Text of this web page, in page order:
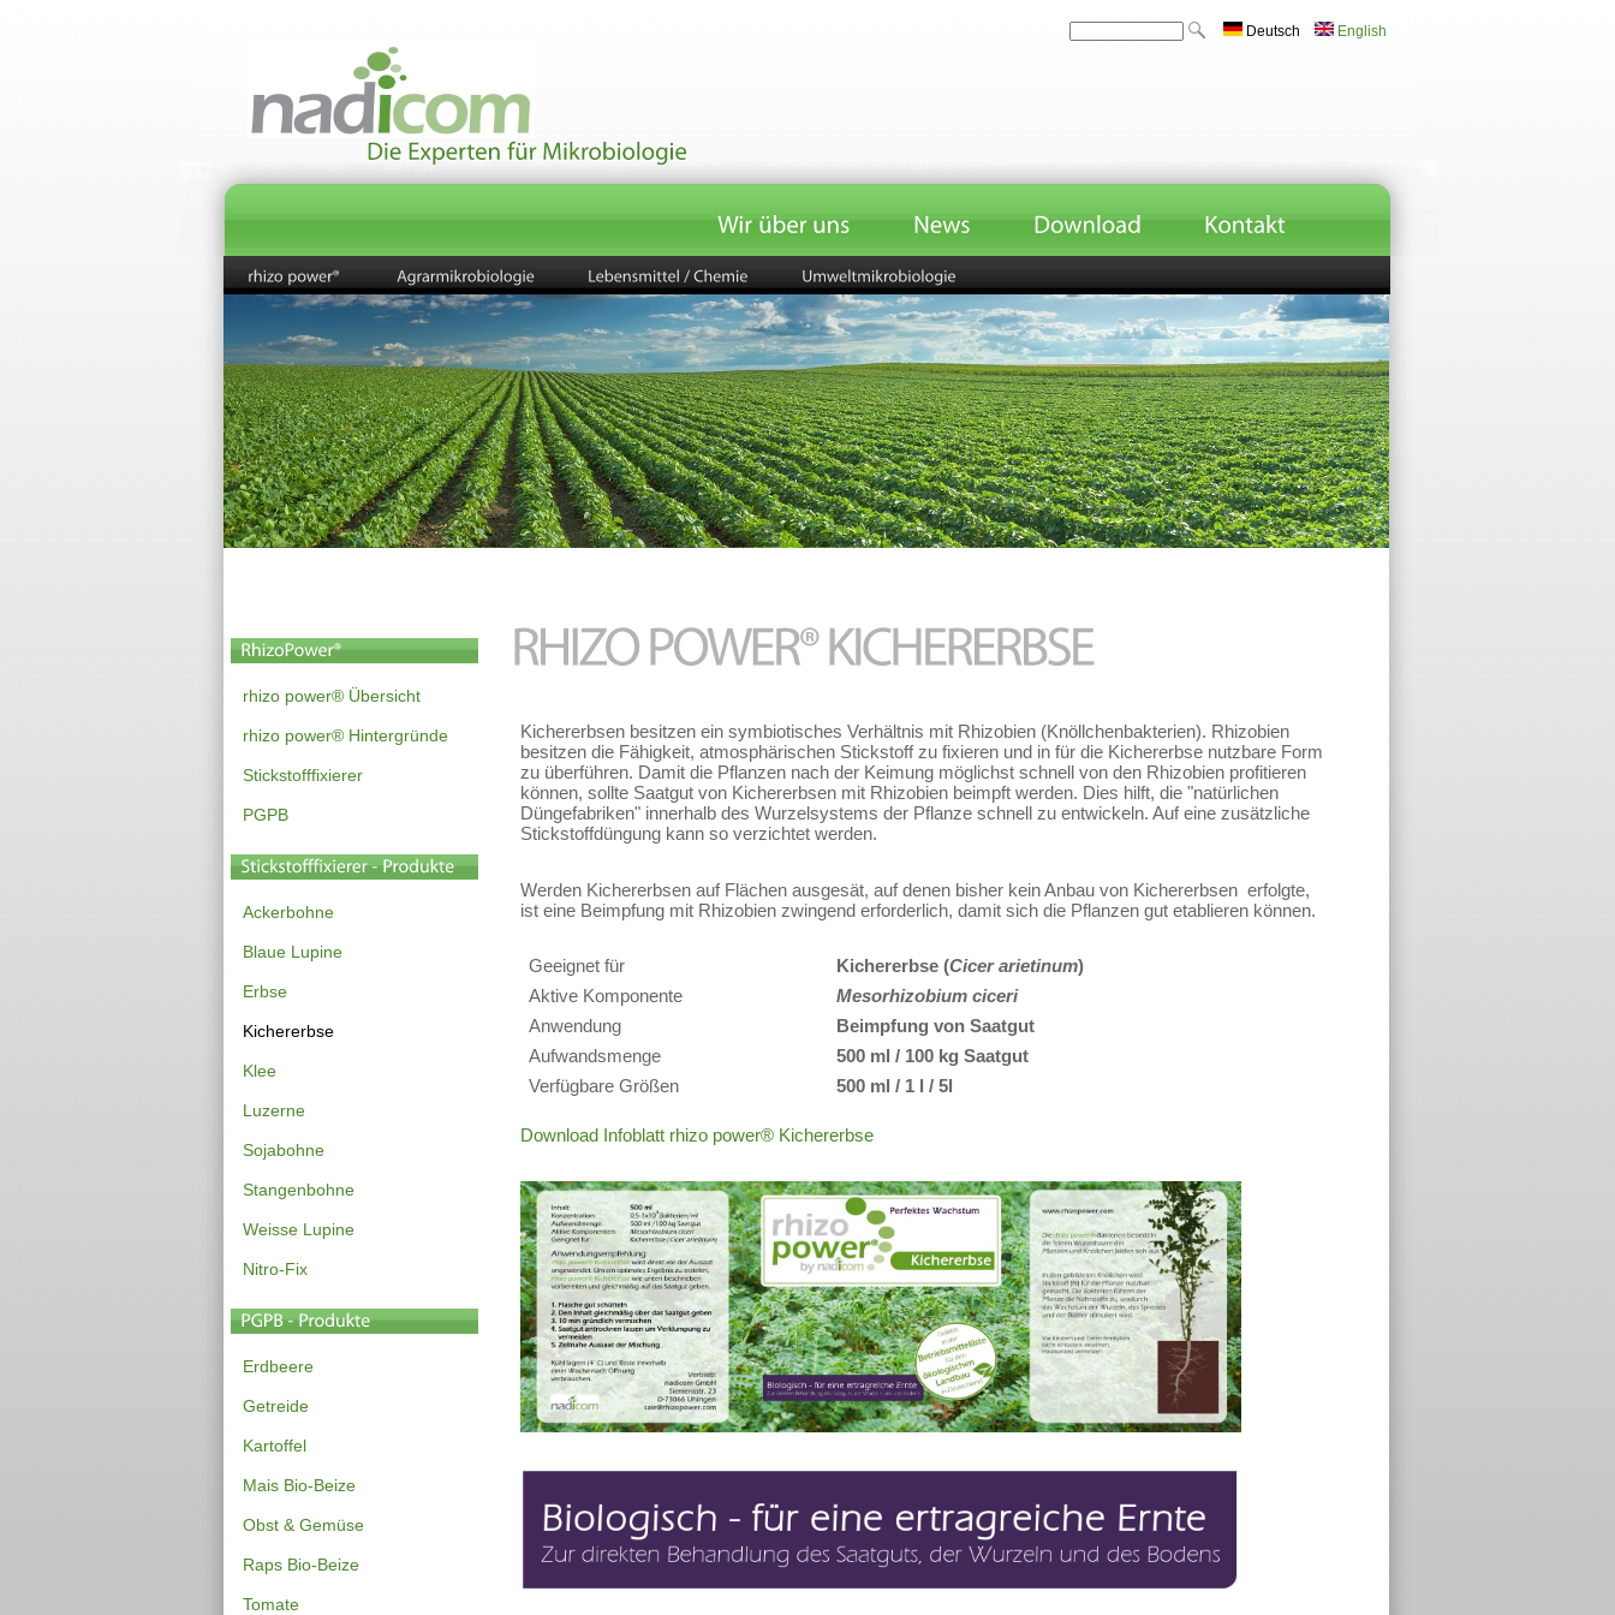
English
Deutsch
rhizo power® Übersicht
rhizo power® Hintergründe
Stickstofffixierer
PGPB
Ackerbohne
Blaue Lupine
Erbse
Kichererbse
Klee
Luzerne
Sojabohne
Stangenbohne
Weisse Lupine
Nitro-Fix
Erdbeere
Getreide
Kartoffel
Mais Bio-Beize
Obst & Gemüse
Raps Bio-Beize
Tomate
Kichererbsen besitzen ein symbiotisches Verhältnis mit Rhizobien (Knöllchenbakterien). Rhizobien
besitzen die Fähigkeit, atmosphärischen Stickstoff zu fixieren und in für die Kichererbse nutzbare Form
zu überführen. Damit die Pflanzen nach der Keimung möglichst schnell von den Rhizobien profitieren
können, sollte Saatgut von Kichererbsen mit Rhizobien beimpft werden. Dies hilft, die "natürlichen
Düngefabriken" innerhalb des Wurzelsystems der Pflanze schnell zu entwickeln. Auf eine zusätzliche
Stickstoffdüngung kann so verzichtet werden.
Werden Kichererbsen auf Flächen ausgesät, auf denen bisher kein Anbau von Kichererbsen erfolgte,
ist eine Beimpfung mit Rhizobien zwingend erforderlich, damit sich die Pflanzen gut etablieren können.
Geeignet für Kichererbse (Cicer arietinum)
Aktive Komponente
Mesorhizobium ciceri
Anwendung
Beimpfung von Saatgut
Aufwandsmenge
500 ml / 100 kg Saatgut
Verfügbare Größen
500 ml / 1 l / 5l
Download Infoblatt rhizo power® Kichererbse